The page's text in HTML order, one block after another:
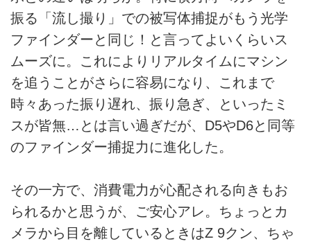
振る「流し撮り」での被写体捕捉がもう光学
ファインダーと同じ！と言ってよいくらいス
ムーズに。これによりリアルタイムにマシン
を追うことがさらに容易になり、これまで
時々あった振り遅れ、振り急ぎ、といったミ
スが皆無…とは言い過ぎだが、D5やD6と同等
のファインダー捕捉力に進化した。
その一方で、消費電力が心配される向きもお
られるかと思うが、ご安心アレ。ちょっとカ
メラから目を離しているときはZ 9クン、ちゃ